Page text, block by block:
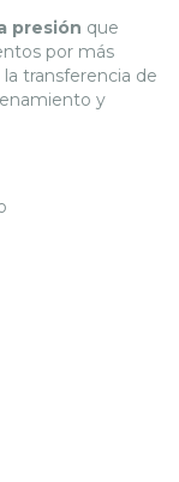
presión que
por más
transferencia de
y